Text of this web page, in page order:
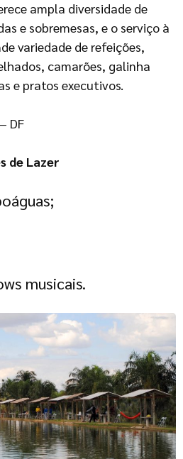
ampla diversidade de
e sobremesas, e o serviço à
variedade de refeições,
camarões, galinha
e pratos executivos.
DF
de Lazer
musicais.